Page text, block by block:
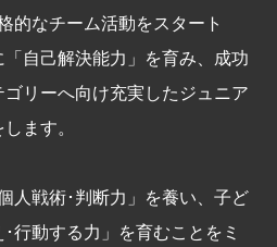
的なチーム活動をスタート
自己解決能力」を育み、成功
リーへ向け充実したジュニア
ます。
人戦術･判断力」を養い、子ど
行動する力」を育むことをミ